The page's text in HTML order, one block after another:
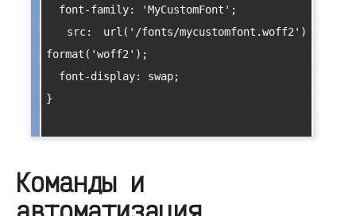
format('woff2');
}
Команды и